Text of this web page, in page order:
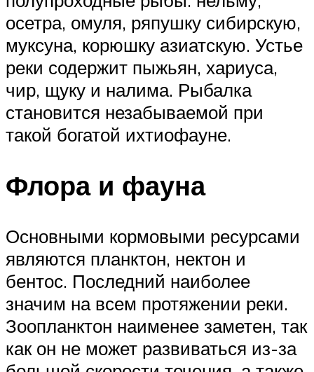
осетра, омуля, ряпушку сибирскую,
муксуна, корюшку азиатскую. Устье
реки содержит пыжьян, хариуса,
чир, щуку и налима. Рыбалка
становится незабываемой при
такой богатой ихтиофауне.
Флора и фауна
Основными кормовыми ресурсами
являются планктон, нектон и
бентос. Последний наиболее
значим на всем протяжении реки.
Зоопланктон наименее заметен, так
как он не может развиваться из-за